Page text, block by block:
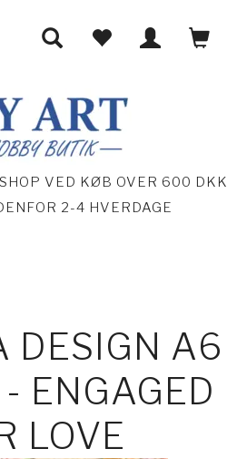
VED KØB OVER 600 DKK
2-4 HVERDAGE
DESIGN A6
ENGAGED
LOVE